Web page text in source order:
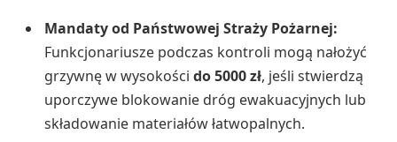
Mandaty od Państwowej Straży Pożarnej:
Funkcjonariusze podczas kontroli mogą nałożyć
grzywnę w wysokości do 5000 zł, jeśli stwierdzą
uporczywe blokowanie dróg ewakuacyjnych lub
składowanie materiałów łatwopalnych.